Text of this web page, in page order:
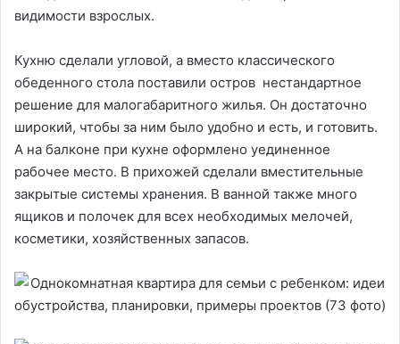
видимости взрослых.
Кухню сделали угловой, а вместо классического
обеденного стола поставили остров нестандартное
решение для малогабаритного жилья. Он достаточно
широкий, чтобы за ним было удобно и есть, и готовить.
А на балконе при кухне оформлено уединенное
рабочее место. В прихожей сделали вместительные
закрытые системы хранения. В ванной также много
ящиков и полочек для всех необходимых мелочей,
косметики, хозяйственных запасов.